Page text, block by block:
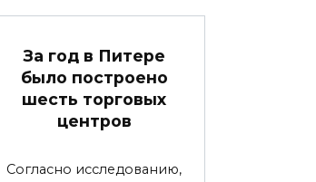
За год в Питере
было построено
шесть торговых
центров
Согласно исследованию,